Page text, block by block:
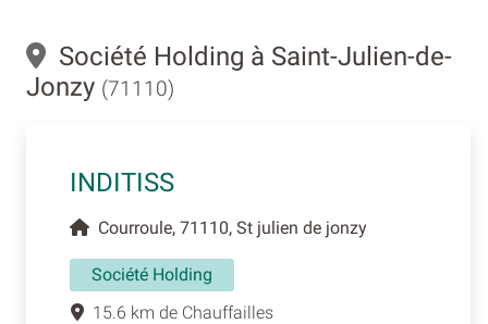
Société Holding à Saint-Julien-de-
Jonzy (71110)
INDITISS
Courroule, 71110, St julien de jonzy
Société Holding
15.6 km de Chauffailles